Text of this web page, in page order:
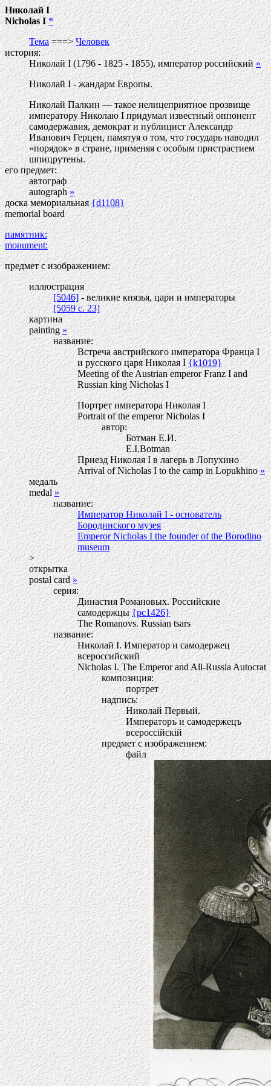
Николай I
Nicholas I *
Тема===>Человек
история:
Николай I (1796 - 1825 - 1855), император российский»
Николай I - жандарм Европы.
Николай Палкин — такое нелицеприятное прозвище
императору Николаю I придумал известный оппонент
самодержавия, демократ и публицист Александр
Иванович Герцен, памятуя о том, что государь наводил
«порядок» в стране, применяя с особым пристрастием
шпицрутены.
его предмет:
автограф
autograph»
доска мемориальная{d1108}
memorial board
памятник:
monument:
предмет с изображением:
иллюстрация
[5046]- великие князья, цари и императоры
[5059 c. 23]
картина
painting»
название:
Встреча австрийского императора Франца I
и русского царя Николая I{k1019}
Meeting of the Austrian emperor Franz I and
Russian king Nicholas I
Портрет императора Николая I
Portrait of the emperor Nicholas I
автор:
Ботман Е.И.
E.I.Botman
Приезд Николая I в лагерь в Лопухино
Arrival of Nicholas I to the camp in Lopukhino»
медаль
medal»
название:
Император Николай I - основатель
Бородинского музея
Emperor Nicholas I the founder of the Borodino
museum
>
открытка
postal card»
серия:
Династия Романовых. Российские
самодержцы{pc1426}
The Romanovs. Russian tsars
название:
Николай I. Император и самодержец
всероссийский
Nicholas I. The Emperor and All-Russia Autocrat
композиция:
портрет
надпись:
Николай Первый.
Императоръ и самодержецъ
всероссiйскiй
предмет с изображением:
файл